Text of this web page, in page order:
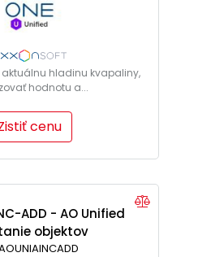
aktuálnu hladinu kvapaliny,
hodnotu a...
cenu
ADD - AO Unified
objektov